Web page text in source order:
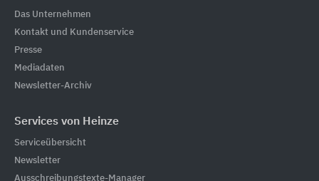
Das Unternehmen
Kontakt und Kundenservice
Presse
Mediadaten
Newsletter-Archiv
Services von Heinze
Serviceübersicht
Newsletter
Ausschreibungstexte-Manager